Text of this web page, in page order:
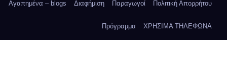
Αγαπημένα – blogs Διαφήμιση Παραγωγοί Πολιτική Απορρήτου
Πρόγραμμα ΧΡΗΣΙΜΑ ΤΗΛΕΦΩΝΑ